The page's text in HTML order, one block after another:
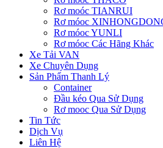
Rơ moóc TIANRUI
Rơ móoc
Rơ móoc YUNLI
Rơ móoc Các Hãng Khác
Xe Tải VAN
Xe Chuyên Dụng
Sản Phẩm Thanh Lý
Container
Đầu kéo Qua Sử Dụng
Rơ mooc Qua Sử Dụng
Tin Tức
Dịch Vụ
Liên Hệ